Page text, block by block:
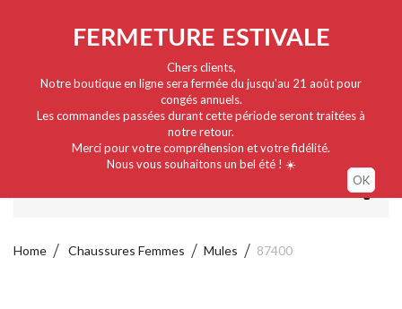
FERMETURE ESTIVALE
Chers clients,
Notre boutique en ligne sera fermée du jusqu'au 21 août pour
congés annuels.
Les commandes passées durant cette période seront traitées à
notre retour.
Merci pour votre compréhension et votre fidélité.
Nous vous souhaitons un bel été ! ☀️
OK
Home Chaussures Femmes Mules 87400